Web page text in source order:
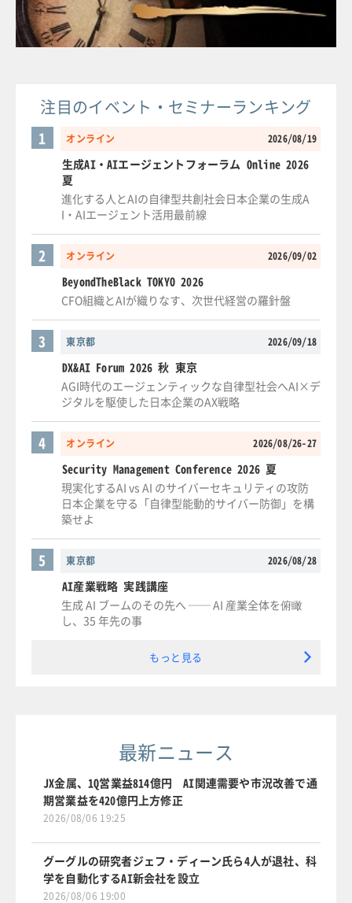
注目のイベント・セミナーランキング
オンライン 2026/08/19
1
生成AI・AIエージェントフォーラム Online 2026
夏
進化する人とAIの自律型共創社会日本企業の生成A
I・AIエージェント活用最前線
オンライン 2026/09/02
2
BeyondTheBlack TOKYO 2026
CFO組織とAIが織りなす、次世代経営の羅針盤
東京都 2026/09/18
3
DX&AI Forum 2026 秋 東京
AGI時代のエージェンティックな自律型社会へAI×デ
ジタルを駆使した日本企業のAX戦略
オンライン 2026/08/26-27
4
Security Management Conference 2026 夏
現実化するAI vs AI のサイバーセキュリティの攻防
日本企業を守る「自律型能動的サイバー防御」を構
築せよ
東京都 2026/08/28
5
AI産業戦略 実践講座
生成 AI ブームのその先へ ── AI 産業全体を俯瞰
し、35 年先の事
もっと見る
最新ニュース
JX金属、1Q営業益814億円 AI関連需要や市況改善で通
期営業益を420億円上方修正
2026/08/06 19:25
グーグルの研究者ジェフ・ディーン氏ら4人が退社、科
学を自動化するAI新会社を設立
2026/08/06 19:00